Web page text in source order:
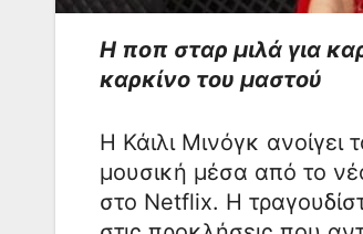
Η ποπ σταρ μιλά για
καρκίνο του μαστού
Η Κάιλι Μινόγκ ανοίγει
μουσική μέσα από το
στο Netflix. Η